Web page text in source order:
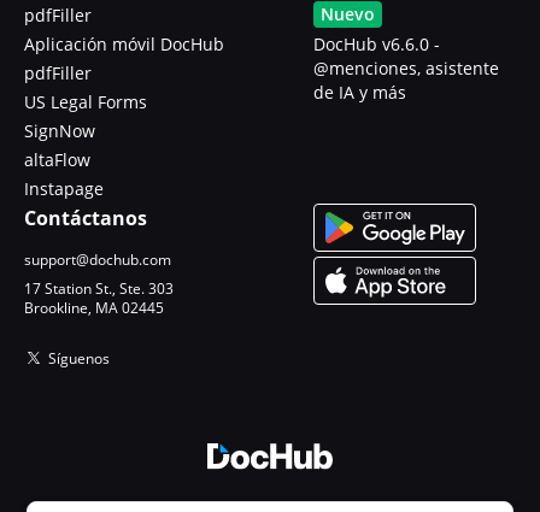
pdfFiller
Aplicación móvil DocHub
pdfFiller
US Legal Forms
SignNow
altaFlow
Instapage
Nuevo
DocHub v6.6.0 -
@menciones, asistente
de IA y más
Contáctanos
support@dochub.com
17 Station St., Ste. 303
Brookline, MA 02445
Síguenos